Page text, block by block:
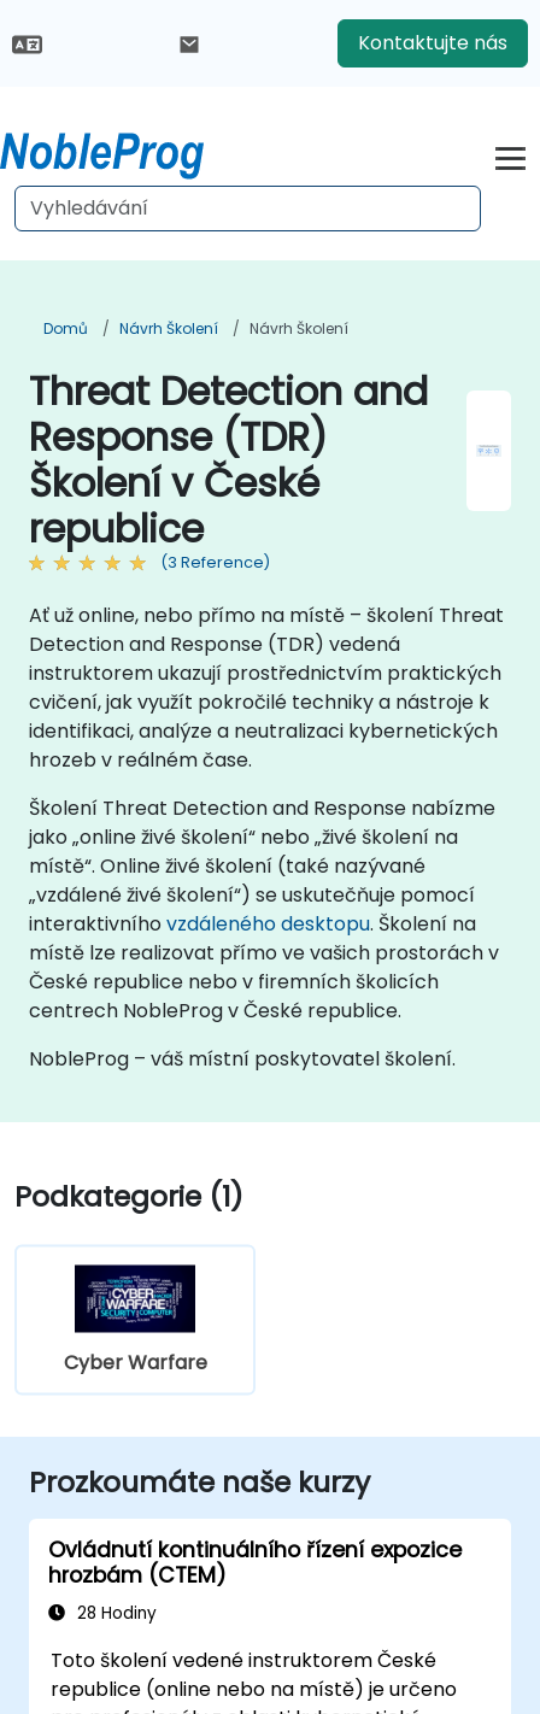
Kontaktujte nás
Domů Návrh Školení Návrh Školení
Threat Detection and
Response (TDR)
Školení v České
republice
(3 Reference)
Ať už online, nebo přímo na místě – školení Threat
Detection and Response (TDR) vedená
instruktorem ukazují prostřednictvím praktických
cvičení, jak využít pokročilé techniky a nástroje k
identifikaci, analýze a neutralizaci kybernetických
hrozeb v reálném čase.
Školení Threat Detection and Response nabízme
jako „online živé školení“ nebo „živé školení na
místě“. Online živé školení (také nazývané
„vzdálené živé školení“) se uskutečňuje pomocí
interaktivníhovzdáleného desktopu. Školení na
místě lze realizovat přímo ve vašich prostorách v
České republice nebo v firemních školicích
centrech NobleProg v České republice.
NobleProg – váš místní poskytovatel školení.
Podkategorie (1)
Cyber Warfare
Prozkoumáte naše kurzy
Ovládnutí kontinuálního řízení expozice
hrozbám (CTEM)
28 Hodiny
Toto školení vedené instruktorem České
republice (online nebo na místě) je určeno